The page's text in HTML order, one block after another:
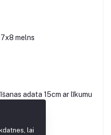
melns
adata 15cm ar līkumu
lai